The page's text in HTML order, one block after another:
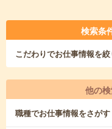
検索条
こだわりでお仕事情報を
他の
職種でお仕事情報をさがす